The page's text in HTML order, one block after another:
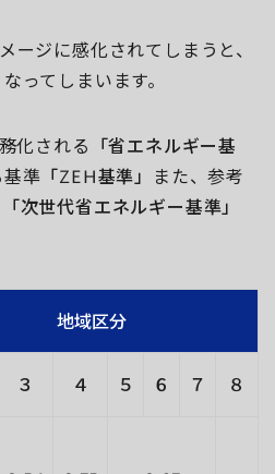
ージに感化されてしまうと、
ってしまいます。
化される 「省エネルギー基
準 「ZEH基準」
また、参考
「次世代省エネルギー基準」
地域区分
３ ４ ５ ６ ７ ８